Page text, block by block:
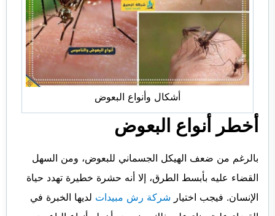
أشكال وأنواع البعوض
أخطر أنواع البعوض
بالرغم من ضعف الهيكل الجسماني للبعوض، ومن السهل
القضاء عليه بأبسط الطرق، إلا أنه حشرة خطيرة تهدد حياة
الإنسان. فيجب اختيار شركة رش مبيدات لديها الخبرة في